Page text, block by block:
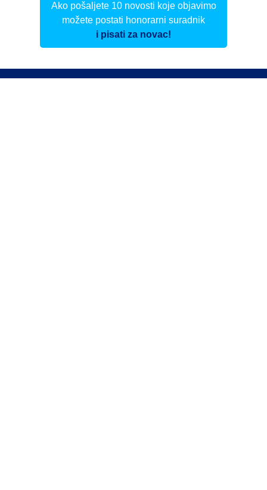
Ako pošaljete 10 novosti koje objavimo
možete postati honorarni suradnik
i pisati za novac!